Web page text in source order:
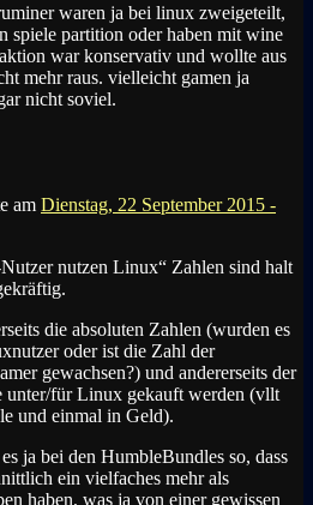
waren ja bei linux zweigeteilt,
spiele partition oder haben mit wine
war konservativ und wollte aus
mehr raus. vielleicht gamen ja
nicht soviel.
am Dienstag, 22 September 2015 -
nutzen Linux“ Zahlen sind halt
die absoluten Zahlen (wurden es
oder ist die Zahl der
gewachsen?) und andererseits der
unter/für Linux gekauft werden (vllt
und einmal in Geld).
ja bei den HumbleBundles so, dass
ein vielfaches mehr als
haben, was ja von einer gewissen